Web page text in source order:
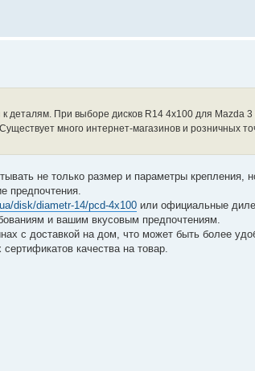
При выборе дисков R14 4x100 для Mazda 3
много интернет-магазинов и розничных
не только размер и параметры крепления,
предпочтения.
disk/diametr-14/pcd-4x100 или официальные
и вашим вкусовым предпочтениям.
с доставкой на дом, что может быть более
качества на товар.